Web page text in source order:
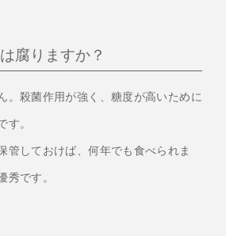
腐りますか？
。殺菌作用が強く、糖度が高いために
。
管しておけば、何年でも食べられま
です。